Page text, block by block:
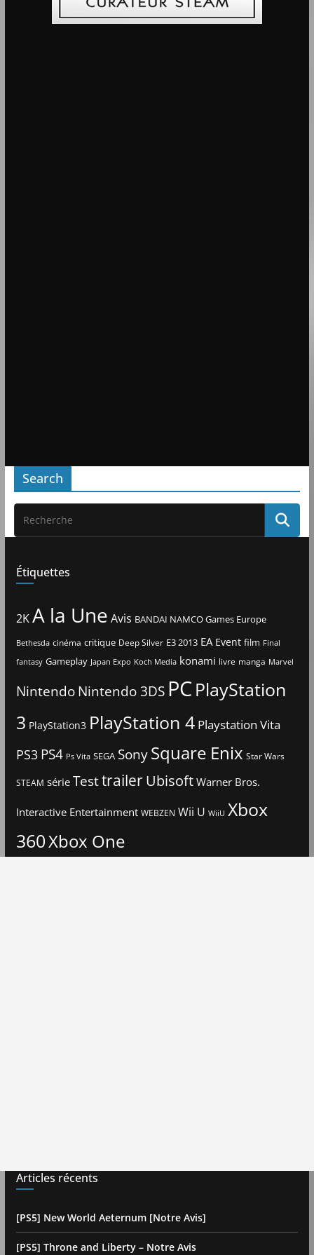
Search
Étiquettes
2KA la Une Avis BANDAI NAMCO Games Europe
Bethesda cinéma critique Deep Silver E3 2013 EA Event film Final
fantasy Gameplay Japan Expo Koch Media konami livre manga Marvel
Nintendo Nintendo 3DS PCPlayStation
3 PlayStation3 PlayStation 4 Playstation Vita
PS3 PS4 Ps Vita SEGA Sony Square Enix Star Wars
STEAM série TesttrailerUbisoftWarner Bros.
Interactive Entertainment WEBZEN Wii U WiiU Xbox
360Xbox One
Articles récents
[PS5] New World Aeternum [Notre Avis]
[PS5] Throne and Liberty – Notre Avis